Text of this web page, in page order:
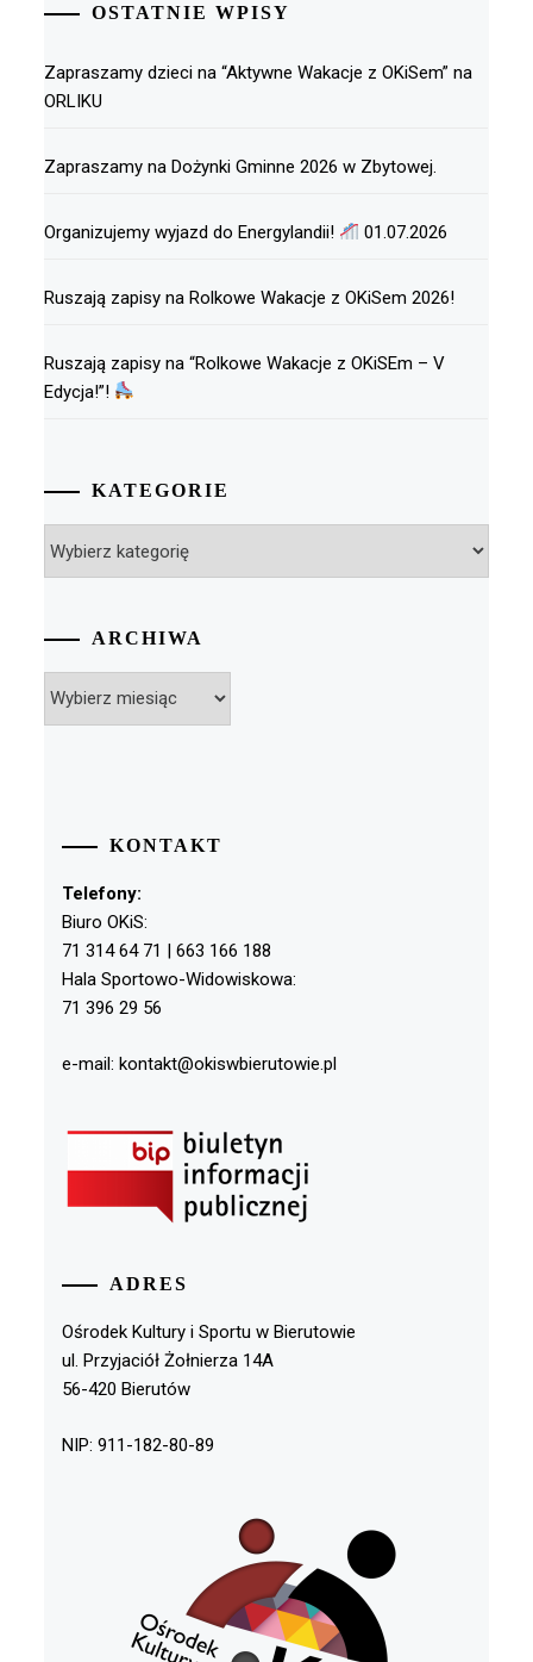
OSTATNIE WPISY
Zapraszamy dzieci na “Aktywne Wakacje z OKiSem” na
ORLIKU
Zapraszamy na Dożynki Gminne 2026 w Zbytowej.
Organizujemy wyjazd do Energylandii! 01.07.2026
Ruszają zapisy na Rolkowe Wakacje z OKiSem 2026!
Ruszają zapisy na “Rolkowe Wakacje z OKiSEm – V
Edycja!”!
KATEGORIE
ARCHIWA
KONTAKT
Telefony:
Biuro OKiS:
71 314 64 71 | 663 166 188
Hala Sportowo-Widowiskowa:
71 396 29 56
e-mail: kontakt@okiswbierutowie.pl
ADRES
Ośrodek Kultury i Sportu w Bierutowie
ul. Przyjaciół Żołnierza 14A
56-420 Bierutów
NIP: 911-182-80-89